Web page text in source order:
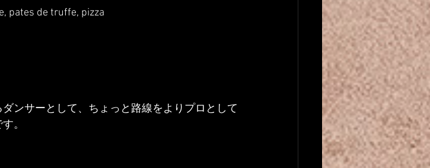
pates de truffe, pizza
ンサーとして、ちょっと路線をよりプロとして
。